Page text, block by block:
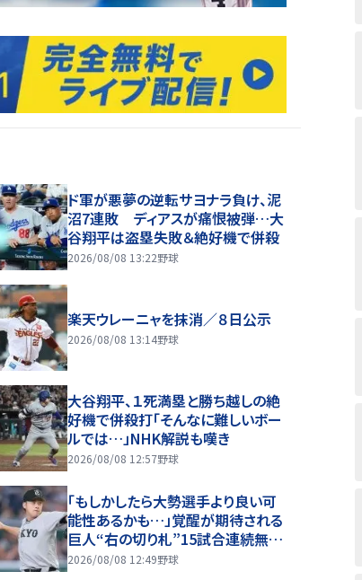
ド軍が悪夢の逆転サヨナラ負け、泥
沼7連敗 ディアスが痛恨被弾…大
谷翔平は盗塁失敗＆絶好機で併殺
2026/08/08 13:22野球
楽天ウレーニャを抹消／８日公示
2026/08/08 13:14野球
大谷翔平、１死満塁と勝ち越しの絶
好機で併殺打「そんなに難しいボー
ルでは…」NHK解説も嘆き
2026/08/08 12:57野球
「もしかしたら大勢選手より良い可
能性あるかも…」覚醒が期待される
巨人“右の切り札”15試合連続無失
点中 圧巻の0.37「抜群の安定感を
2026/08/08 12:49野球